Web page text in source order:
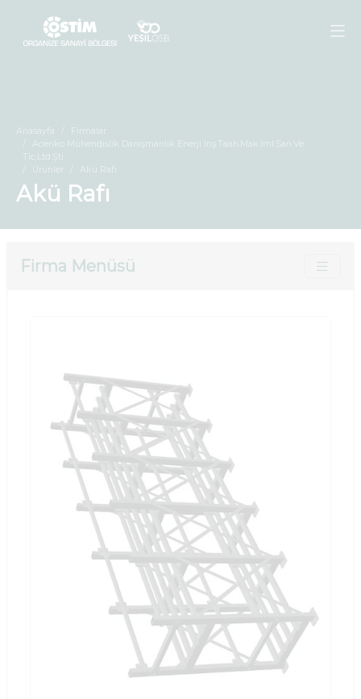
Anasayfa
Firmalar
Acenko Mühendislik Danışmanlık Enerji İnş.Taah.Mak.İml.San.Ve
Tic.Ltd.Şti.
Ürünler
Akü Rafı
Akü Rafı
Firma Menüsü